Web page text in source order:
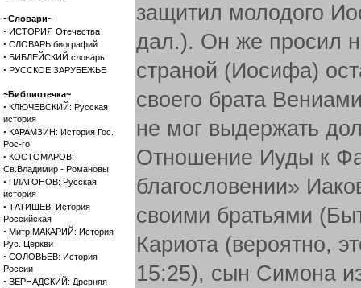
~Словари~
· ИСТОРИЯ Отечества
· СЛОВАРЬ биографий
· БИБЛЕЙСКИЙ словарь
· РУССКОЕ ЗАРУБЕЖЬЕ
~Библиотечка~
· КЛЮЧЕВСКИЙ: Русская
история
· КАРАМЗИН: История Гос.
Рос-го
· КОСТОМАРОВ:
Св.Владимир - Романовы
· ПЛАТОНОВ: Русская
история
· ТАТИЩЕВ: История
Российская
· Митр.МАКАРИЙ: История
Рус. Церкви
· СОЛОВЬЕВ: История
России
· ВЕРНАДСКИЙ: Древняя
защитил молодого
дал.). Он же просил
страной (Иосифа)
своего брата
не мог выдержать
Отношение Иуды к
благословении»
своими братьями
Кариота (вероятно,
15:25), сын Симона